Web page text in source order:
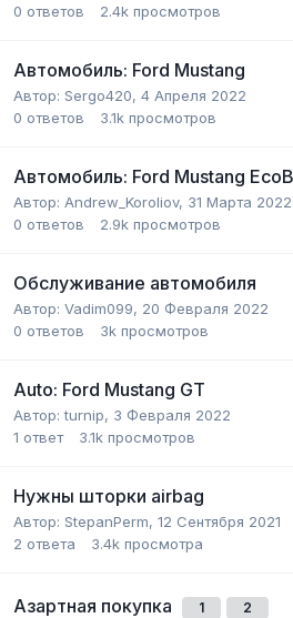
0 ответов 2.4k просмотров
Автомобиль: Ford Mustang
Автор: Sergo420, 4 Апреля 2022
0 ответов 3.1k просмотров
Автомобиль: Ford Mustang
Автор: Andrew_Koroliov, 31 Марта 2022
0 ответов 2.9k просмотров
Обслуживание автомобиля
Автор: Vadim099, 20 Февраля 2022
0 ответов 3k просмотров
Auto: Ford Mustang GT
Автор:turnip, 3 Февраля 2022
1 ответ 3.1k просмотров
Нужны шторки airbag
Автор: StepanPerm, 12 Сентября 2021
2 ответа 3.4k просмотра
Азартная покупка 1 2